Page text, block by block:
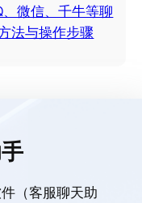
微信、千牛等聊
法与操作步骤
（客服聊天助